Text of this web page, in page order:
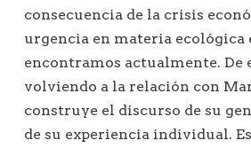
consecuencia de la crisis
urgencia en materia ecológica
encontramos actualmente. De
volviendo a la relación con
construye el discurso de su
de su experiencia individual.